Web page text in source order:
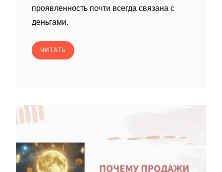
проявленность почти всегда связана с
деньгами.
ЧИТАТЬ